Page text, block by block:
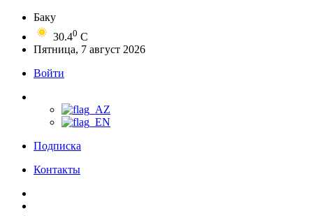
Баку
30.40 C
Пятница, 7 август 2026
Войти
Подписка
Контакты